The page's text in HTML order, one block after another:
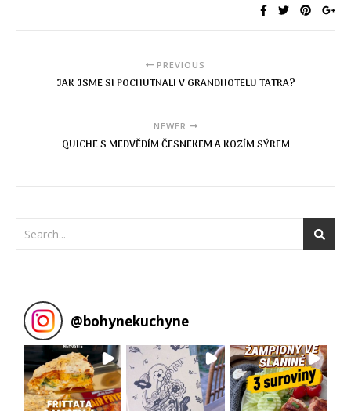
PREVIOUS
JAK JSME SI POCHUTNALI V GRANDHOTELU TATRA?
NEWER
QUICHE S MEDVĚDÍM ČESNEKEM A KOZÍM SÝREM
@bohynekuchyne